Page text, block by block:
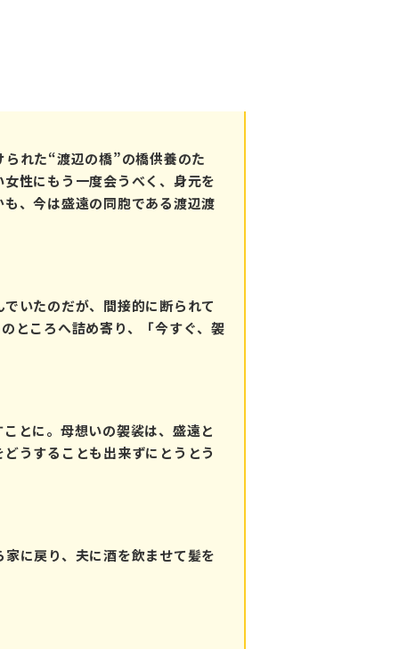
れた“渡辺の橋”の橋供養のた
性にもう一度会うべく、身元を
、今は盛遠の同胞である渡辺渡
いたのだが、間接的に断られて
ところへ詰め寄り、「今すぐ、袈
とに。母想いの袈裟は、盛遠と
うすることも出来ずにとうとう
に戻り、夫に酒を飲ませて髪を